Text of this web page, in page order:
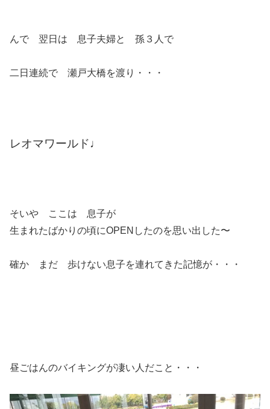
んで 翌日は 息子夫婦と 孫３人で
二日連続で 瀬戸大橋を渡り・・・
レオマワールド♩
そいや ここは 息子が
生まれたばかりの頃にOPENしたのを思い出した〜
確か まだ 歩けない息子を連れてきた記憶が・・・
昼ごはんのバイキングが凄い人だこと・・・